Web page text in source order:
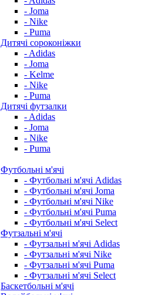
- Joma
- Nike
- Puma
Дитячі сороконіжки
- Adidas
- Joma
- Kelme
- Nike
- Puma
Дитячі футзалки
- Adidas
- Joma
- Nike
- Puma
Футбольні м'ячі
- Футбольні м'ячі Adidas
- Футбольні м'ячі Joma
- Футбольні м'ячі Nike
- Футбольні м'ячі Puma
- Футбольні м'ячі Select
Футзальні м'ячі
- Футзальні м'ячі Adidas
- Футзальні м'ячі Nike
- Футзальні м'ячі Puma
- Футзальні м'ячі Select
Баскетбольні м'ячі